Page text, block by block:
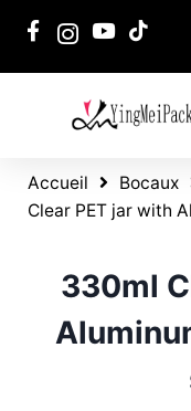
Accueil Bocaux
Clear PET jar with
330ml